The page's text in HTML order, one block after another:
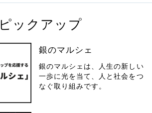
ピックアップ
銀のマルシェ
銀のマルシェは、人生の新しい
一歩に光を当て、人と社会をつ
なぐ取り組みです。